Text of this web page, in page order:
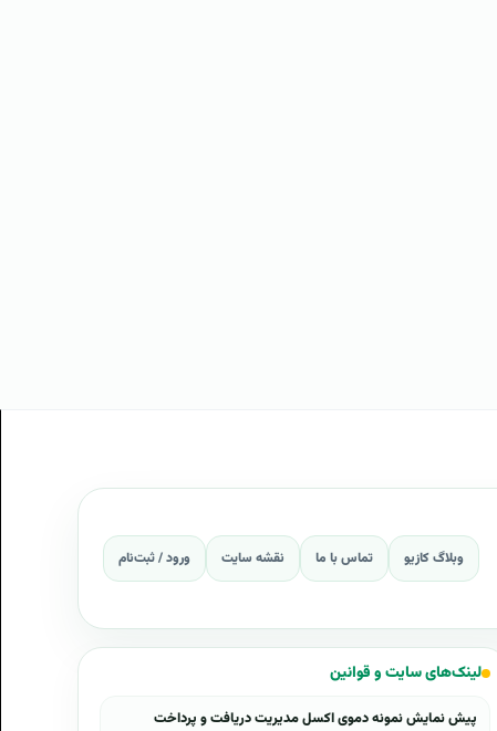
وبلاگ کازیو تماس با ما نقشه سایت ورود / ثبت‌نام
لینک‌های سایت و قوانین
پیش نمایش نمونه دموی اکسل مدیریت دریافت و پرداخت